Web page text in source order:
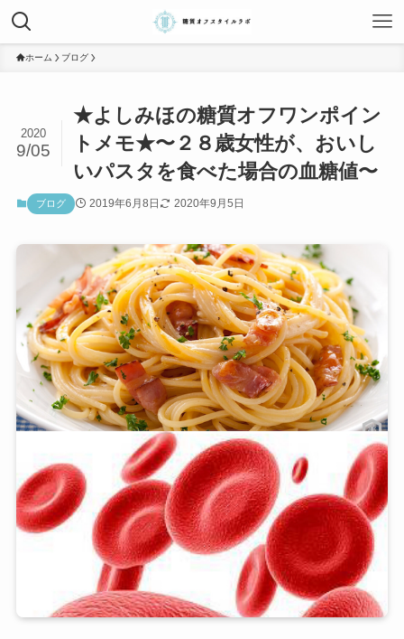
ホーム ブログ
★よしみほの糖質オフワンポイン
トメモ★〜２８歳女性が、おいし
いパスタを食べた場合の血糖値〜
2020
9/05
ブログ 2019年6月8日 2020年9月5日